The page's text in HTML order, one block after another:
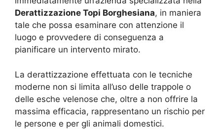
Derattizzazione Topi Borghesiana, in maniera
tale che possa esaminare con attenzione il
luogo e provvedere di conseguenza a
pianificare un intervento mirato.
La derattizzazione effettuata con le tecniche
moderne non si limita all’uso delle trappole o
delle esche velenose che, oltre a non offrire la
massima efficacia, rappresentano un rischio per
le persone e per gli animali domestici.